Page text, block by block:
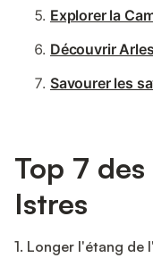
Explorer la
Découvrir
Savourer les
Top 7
Istres
1. Longer l'étang de